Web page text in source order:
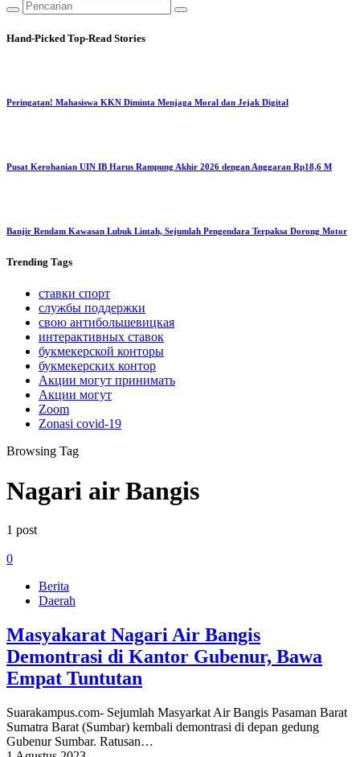
Hand-Picked Top-Read Stories
Peringatan! Mahasiswa KKN Diminta Menjaga Moral dan Jejak Digital
Pusat Kerohanian UIN IB Harus Rampung Akhir 2026 dengan Anggaran Rp18,6 M
Banjir Rendam Kawasan Lubuk Lintah, Sejumlah Pengendara Terpaksa Dorong Motor
Trending Tags
ставки спорт
службы поддержки
свою антибольшевицкая
интерактивных ставок
букмекерской конторы
букмекерских контор
Акции могут принимать
Акции могут
Zoom
Zonasi covid-19
Browsing Tag
Nagari air Bangis
1 post
0
Berita
Daerah
Masyakarat Nagari Air Bangis
Demontrasi di Kantor Gubenur, Bawa
Empat Tuntutan
Suarakampus.com- Sejumlah Masyarkat Air Bangis Pasaman Barat
Sumatra Barat (Sumbar) kembali demontrasi di depan gedung
Gubenur Sumbar. Ratusan…